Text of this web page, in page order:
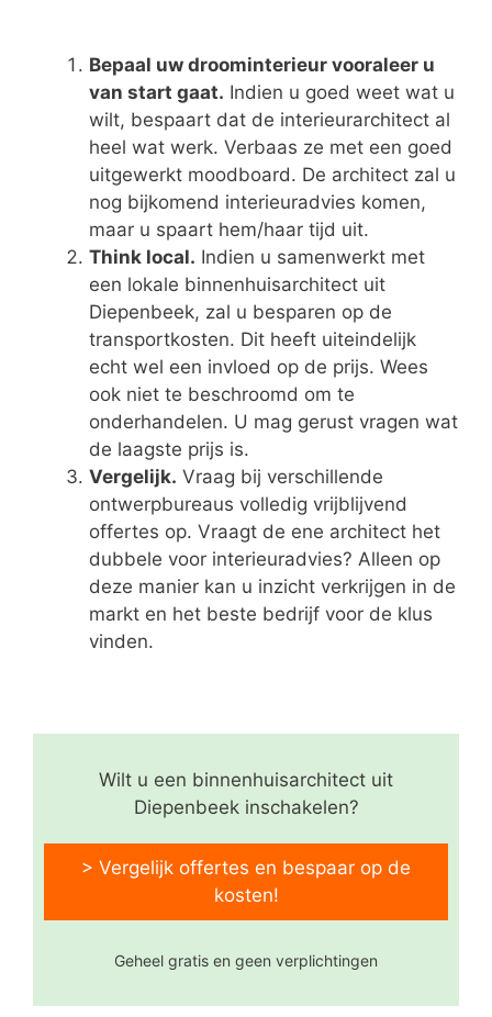
Bepaal uw droominterieur vooraleer u
van start gaat. Indien u goed weet wat u
wilt, bespaart dat de interieurarchitect al
heel wat werk. Verbaas ze met een goed
uitgewerkt moodboard. De architect zal u
nog bijkomend interieuradvies komen,
maar u spaart hem/haar tijd uit.
Think local. Indien u samenwerkt met
een lokale binnenhuisarchitect uit
Diepenbeek, zal u besparen op de
transportkosten. Dit heeft uiteindelijk
echt wel een invloed op de prijs. Wees
ook niet te beschroomd om te
onderhandelen. U mag gerust vragen wat
de laagste prijs is.
Vergelijk. Vraag bij verschillende
ontwerpbureaus volledig vrijblijvend
offertes op. Vraagt de ene architect het
dubbele voor interieuradvies? Alleen op
deze manier kan u inzicht verkrijgen in de
markt en het beste bedrijf voor de klus
vinden.
Wilt u een binnenhuisarchitect uit
Diepenbeek inschakelen?
> Vergelijk offertes en bespaar op de
kosten!
Geheel gratis en geen verplichtingen